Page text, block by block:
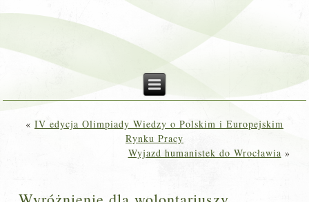
« IV edycja Olimpiady Wiedzy o Polskim i Europejskim
Rynku Pracy
Wyjazd humanistek do Wrocławia »